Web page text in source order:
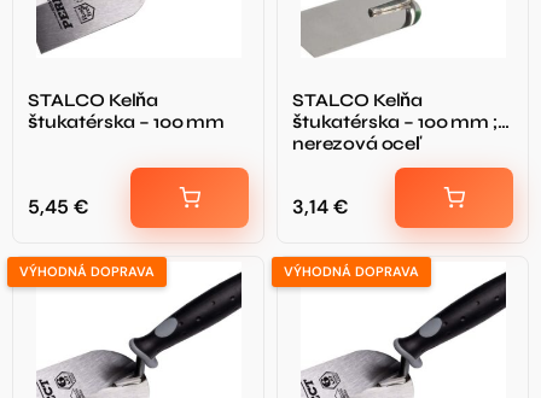
STALCO Kelňa
štukatérska – 100 mm
5,45 €
STALCO Kelňa
štukatérska – 100 mm ;
nerezová oceľ
3,14€
VÝHODNÁ DOPRAVA VÝHODNÁ DOPRAVA